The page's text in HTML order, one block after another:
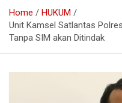
Home
HUKUM
Unit Kamsel Satlantas
Tanpa SIM akan Ditindak